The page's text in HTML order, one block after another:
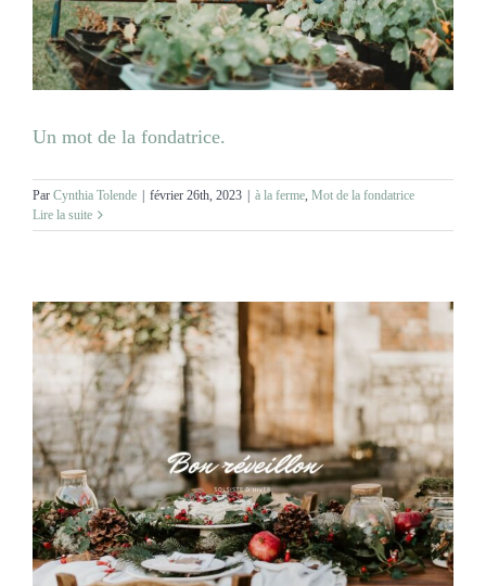
NOS ACTIVITES
CGV
Un mot de la fondatrice.
Par Cynthia Tolende | février 26th, 2023 | à la ferme Mot de la fondatrice
Lire la suite